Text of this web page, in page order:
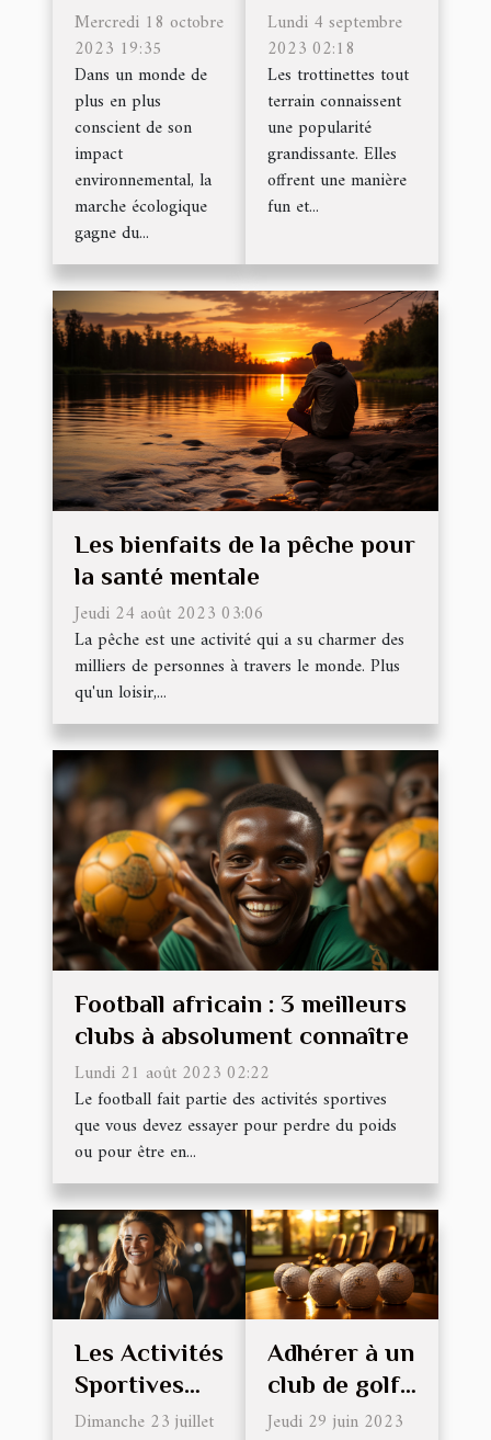
Nature dans
la promotion
de la marche
écologique
Mercredi 18 octobre
2023 19:35
Dans un monde de
plus en plus
conscient de son
impact
environnemental, la
marche écologique
gagne du...
suivre lors
de la
conduite de
trottinettes
tout terrain
Lundi 4 septembre
2023 02:18
Les trottinettes tout
terrain connaissent
une popularité
grandissante. Elles
offrent une manière
fun et...
Les bienfaits de la pêche pour
la santé mentale
Jeudi 24 août 2023 03:06
La pêche est une activité qui a su charmer des
milliers de personnes à travers le monde. Plus
qu'un loisir,...
Football africain : 3 meilleurs
clubs à absolument connaître
Lundi 21 août 2023 02:22
Le football fait partie des activités sportives
que vous devez essayer pour perdre du poids
ou pour être en...
Les Activités
Sportives
pour Garder
Dimanche 23 juillet
Adhérer à un
club de golf,
quels en
Jeudi 29 juin 2023